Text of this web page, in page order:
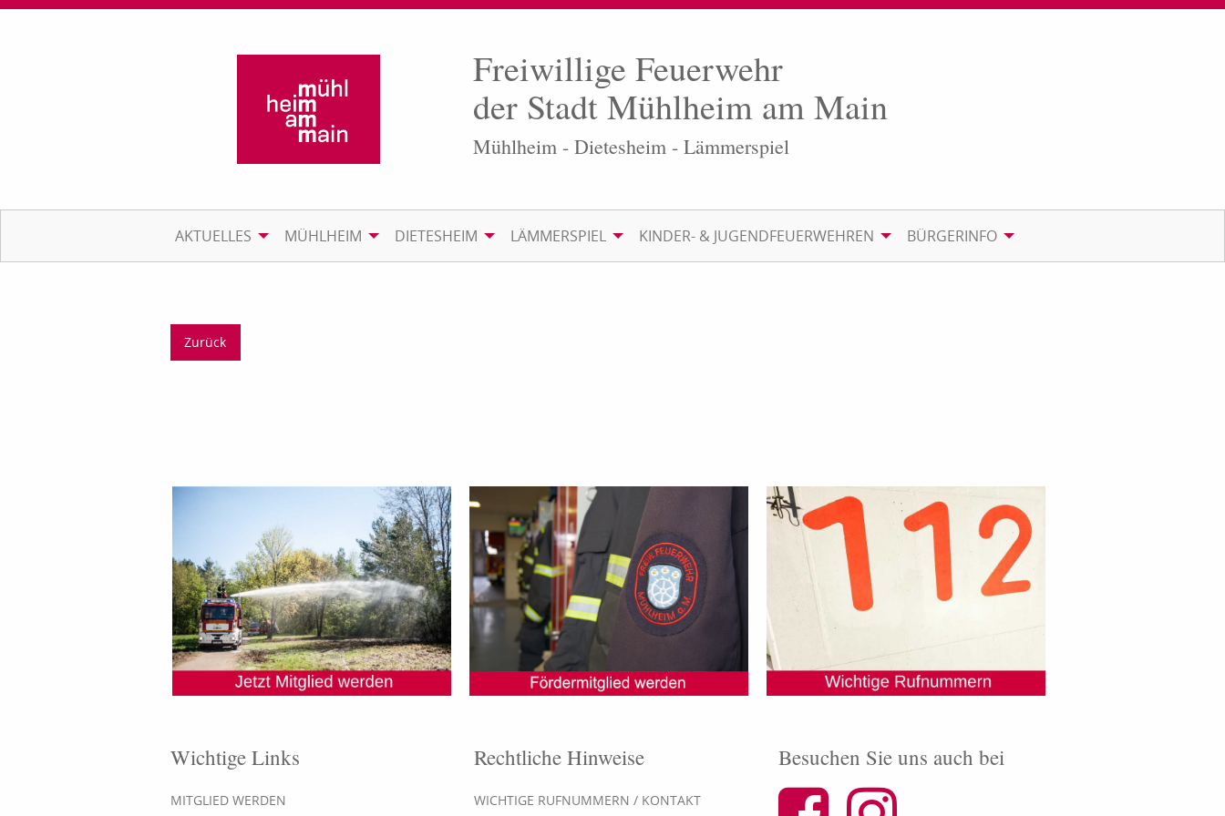
Freiwillige Feuerwehr
der Stadt Mühlheim am Main
Mühlheim - Dietesheim - Lämmerspiel
AKTUELLES MÜHLHEIM DIETESHEIM LÄMMERSPIEL KINDER- & JUGENDFEUERWEHREN BÜRGERINFO
Zurück
Wichtige Links
MITGLIED WERDEN
Rechtliche Hinweise
WICHTIGE RUFNUMMERN / KONTAKT
Besuchen Sie uns auch bei